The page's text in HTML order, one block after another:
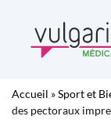
contenu
Accueil »Sport et
des pectoraux